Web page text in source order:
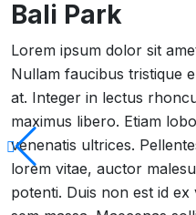
Bali Park
Lorem ipsum dolor sit
Nullam faucibus tristique
at. Integer in lectus
maximus libero. Etiam
venenatis ultrices.
lorem vitae, auctor
potenti. Duis non est id